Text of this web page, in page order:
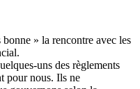
» la rencontre avec les
uns des règlements
pour nous. Ils ne